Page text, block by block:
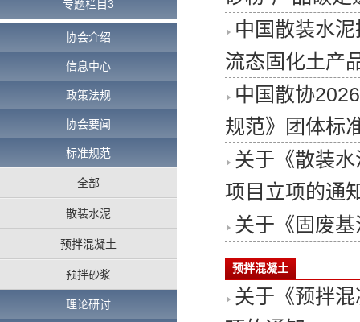
专题栏目3
协会介绍
信息中心
政策法规
协会要闻
标准规范
全部
散装水泥
预拌混凝土
预拌砂浆
理论研讨
中国散装水
流态固化土产
中国散协
规范》团体标
关于《散装
项目立项的通
关于《固废
预拌混凝土
关于《预拌